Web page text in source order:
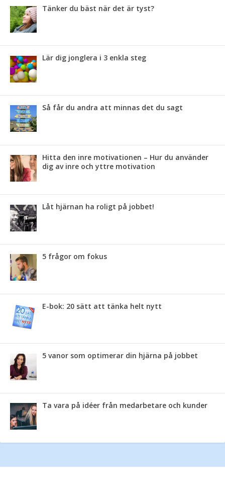
Tänker du bäst när det är tyst?
Lär dig jonglera i 3 enkla steg
Så får du andra att minnas det du sagt
Hitta den inre motivationen – Hur du använder
dig av inre och yttre motivation
Låt hjärnan ha roligt på jobbet!
5 frågor om fokus
E-bok: 20 sätt att tänka helt nytt
5 vanor som optimerar din hjärna på jobbet
Ta vara på idéer från medarbetare och kunder